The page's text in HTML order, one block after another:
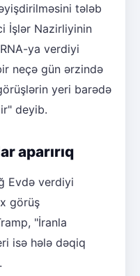
tələb
İşlər Nazirliyinin
ya verdiyi
neçə gün ərzində
yeri barədə
deyib.
aparırıq
Evdə verdiyi
görüş
"İranla
isə hələ dəqiq